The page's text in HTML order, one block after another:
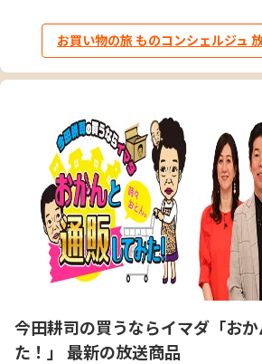
お買い物の旅 ものコンシェルジュ
今田耕司の買うならイマダ「お
た！」 最新の放送商品